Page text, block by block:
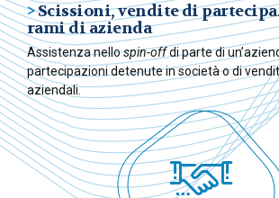
>Scissioni, vendite di
rami di azienda
Assistenza nellospin-offdi parte di
partecipazioni detenute in società o di
aziendali.